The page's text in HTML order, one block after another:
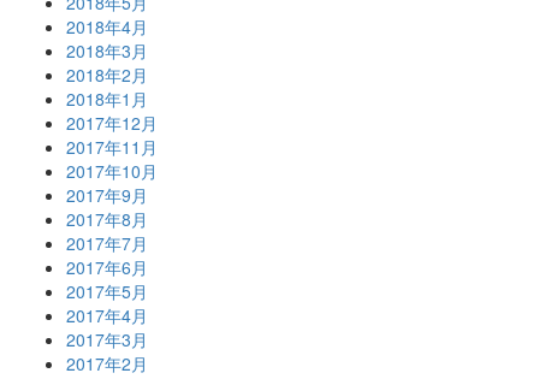
2018年4月
2018年3月
2018年2月
2018年1月
2017年12月
2017年11月
2017年10月
2017年9月
2017年8月
2017年7月
2017年6月
2017年5月
2017年4月
2017年3月
2017年2月